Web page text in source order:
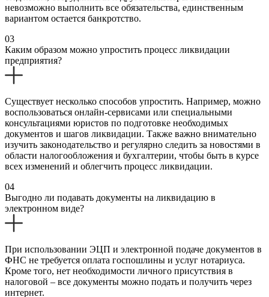
невозможно выполнить все обязательства, единственным
вариантом остается банкротство.
03
Каким образом можно упростить процесс ликвидации
предприятия?
Существует несколько способов упростить. Например, можно
воспользоваться онлайн-сервисами или специальными
консультациями юристов по подготовке необходимых
документов и шагов ликвидации. Также важно внимательно
изучить законодательство и регулярно следить за новостями в
области налогообложения и бухгалтерии, чтобы быть в курсе
всех изменений и облегчить процесс ликвидации.
04
Выгодно ли подавать документы на ликвидацию в
электронном виде?
При использовании ЭЦП и электронной подаче документов в
ФНС не требуется оплата госпошлины и услуг нотариуса.
Кроме того, нет необходимости личного присутствия в
налоговой – все документы можно подать и получить через
интернет.